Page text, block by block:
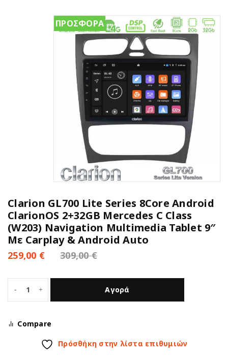
ΠΡΟΣΦΟΡΑ
Clarion GL700 Lite Series 8Core Android
ClarionOS 2+32GB Mercedes C Class
(W203) Navigation Multimedia Tablet 9″
Με Carplay & Android Auto
309,00€
259,00 €
Αγορά
Compare
Πρόσθήκη στην λίστα επιθυμιών